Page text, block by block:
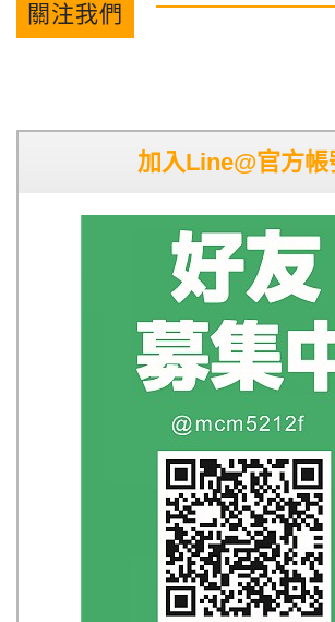
關注我們
加入Line@官方帳